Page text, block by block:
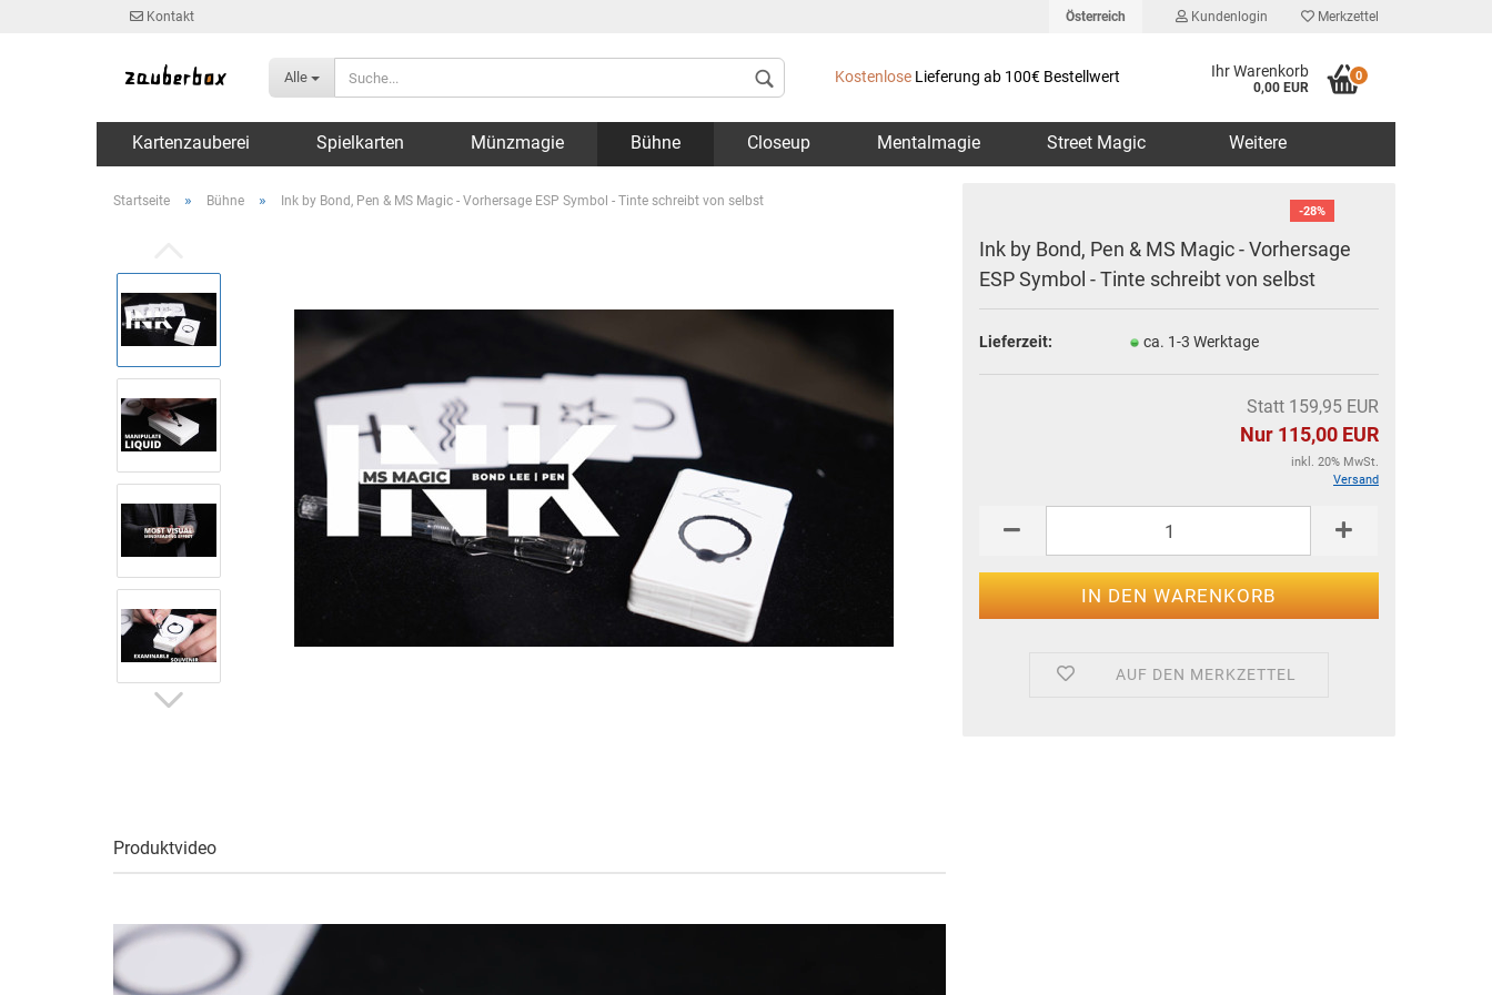
Kontakt Österreich
Lieferland
Kundenlogin Merkzettel
Alle Kostenlose Lieferung ab 100€ Bestellwert Ihr Warenkorb
0,00 EUR
0
Kartenzauberei Spielkarten Münzmagie Bühne Closeup Mentalmagie Street Magic Weitere
Startseite » Bühne » Ink by Bond, Pen & MS Magic - Vorhersage ESP Symbol - Tinte schreibt von selbst
-28%
Ink by Bond, Pen & MS Magic - Vorhersage
ESP Symbol - Tinte schreibt von selbst
Lieferzeit: ca. 1-3 Werktage
Statt 159,95 EUR
Nur 115,00 EUR
inkl. 20% MwSt.
Versand
AUF DEN MERKZETTEL
Produktvideo